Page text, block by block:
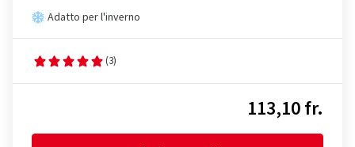
Adatto per l'inverno
(3)
113,10 fr.